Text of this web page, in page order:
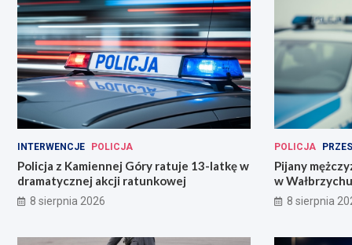
INTERWENCJE POLICJA
Policja z Kamiennej Góry ratuje 13-latkę w
dramatycznej akcji ratunkowej
8 sierpnia 2026
POLICJA
Pijany
w Wałbrzychu
8 sierpnia